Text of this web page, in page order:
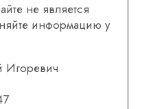
не является
информацию у
Игоревич